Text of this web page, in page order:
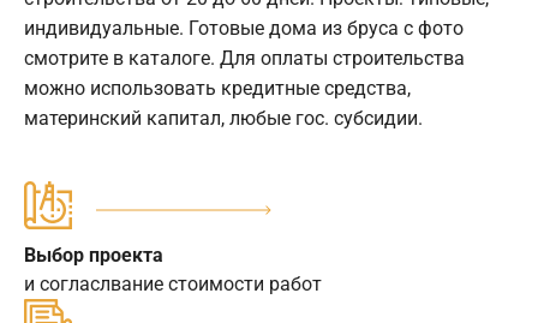
индивидуальные. Готовые дома из бруса с фото
смотрите в каталоге. Для оплаты строительства
можно использовать кредитные средства,
материнский капитал, любые гос. субсидии.
Выбор проекта
и согласлвание стоимости работ